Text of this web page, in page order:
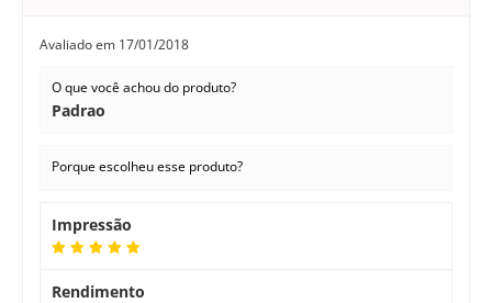
Avaliado em 17/01/2018
O que você achou do produto?
Padrao
Porque escolheu esse produto?
Impressão
Rendimento